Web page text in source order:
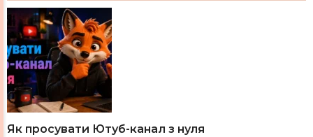
Як просувати Ютуб-канал з нуля